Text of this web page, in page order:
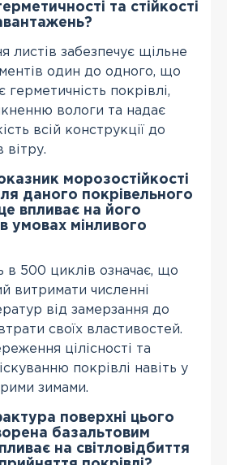
та стійкості
листів забезпечує щільне
один до одного, що
герметичність покрівлі,
вологи та надає
всій конструкції до
вітру.
морозостійкості
даного покрівельного
впливає на його
в умовах мінливого
в 500 циклів означає, що
витримати численні
від замерзання до
своїх властивостей.
цілісності та
покрівлі навіть у
зимами.
поверхні цього
базальтовим
на світловідбиття